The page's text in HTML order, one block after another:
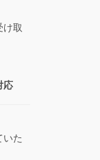
け取
応
いた